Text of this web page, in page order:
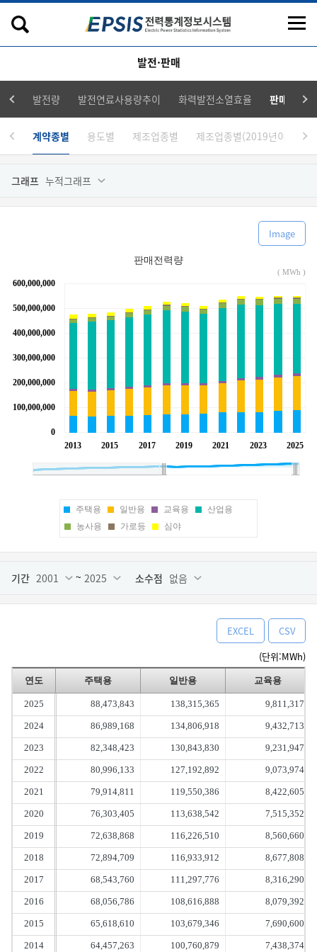
발전·판매
발전량 발전연료사용량추이 화력발전소열효율 판매전력량
계약종별 용도별 제조업종별 제조업종별(2019년이전)
그래프 누적그래프
Image
판매전력량
( MWh )
주택용 일반용 교육용
산업용
농사용
가로등 심야
기간 2001 ~ 2025 소수점 없음
EXCEL
CSV
(단위:MWh)
88,473,843 138,315,365 9,811,317
86,989,168 134,806,918 9,432,713
82,348,423 130,843,830 9,231,947
80,996,133 127,192,892 9,073,974
79,914,811 119,550,386 8,422,605
76,303,405 113,638,542 7,515,352
72,638,868 116,226,510 8,560,660
72,894,709 116,933,912 8,677,808
68,543,760 111,297,776 8,316,290
68,056,786 108,616,888 8,079,392
65,618,610 103,679,346 7,690,600
64,457,263 100,760,879 7,438,374
주택용 일반용 교육용
2025
2024
2023
2022
2021
2020
2019
2018
2017
2016
2015
2014
연도